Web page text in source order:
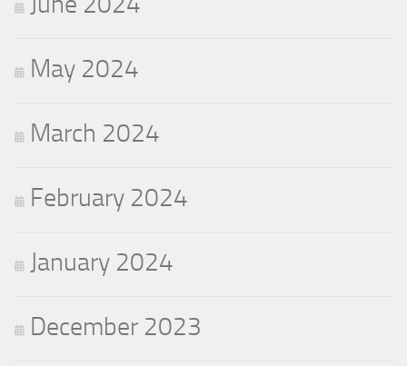
May 2024
March 2024
February 2024
January 2024
December 2023